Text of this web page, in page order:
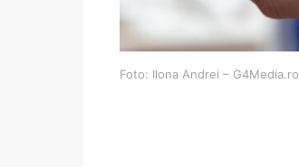
Foto: Ilona Andrei – G4Media.ro